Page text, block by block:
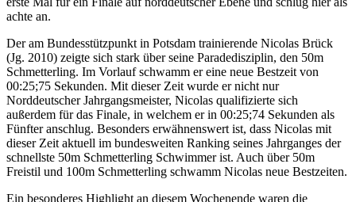
achte an.
Der am Bundesstützpunkt in Potsdam trainierende Nicolas Brück
(Jg. 2010) zeigte sich stark über seine Paradedisziplin, den 50m
Schmetterling. Im Vorlauf schwamm er eine neue Bestzeit von
00:25;75 Sekunden. Mit dieser Zeit wurde er nicht nur
Norddeutscher Jahrgangsmeister, Nicolas qualifizierte sich
außerdem für das Finale, in welchem er in 00:25;74 Sekunden als
Fünfter anschlug. Besonders erwähnenswert ist, dass Nicolas mit
dieser Zeit aktuell im bundesweiten Ranking seines Jahrganges der
schnellste 50m Schmetterling Schwimmer ist. Auch über 50m
Freistil und 100m Schmetterling schwamm Nicolas neue Bestzeiten.
Ein besonderes Highlight an diesem Wochenende waren die